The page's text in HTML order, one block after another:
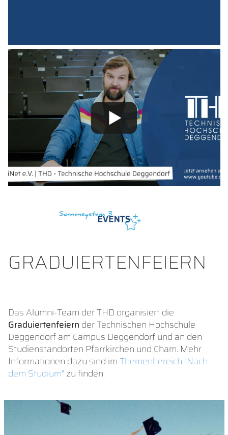
GRADUIERTENFEIERN
Das Alumni-Team der THD organisiert die
Graduiertenfeiern der Technischen Hochschule
Deggendorf am Campus Deggendorf und an den
Studienstandorten Pfarrkirchen und Cham. Mehr
Informationen dazu sind imThemenbereich "Nach
dem Studium" zu finden.